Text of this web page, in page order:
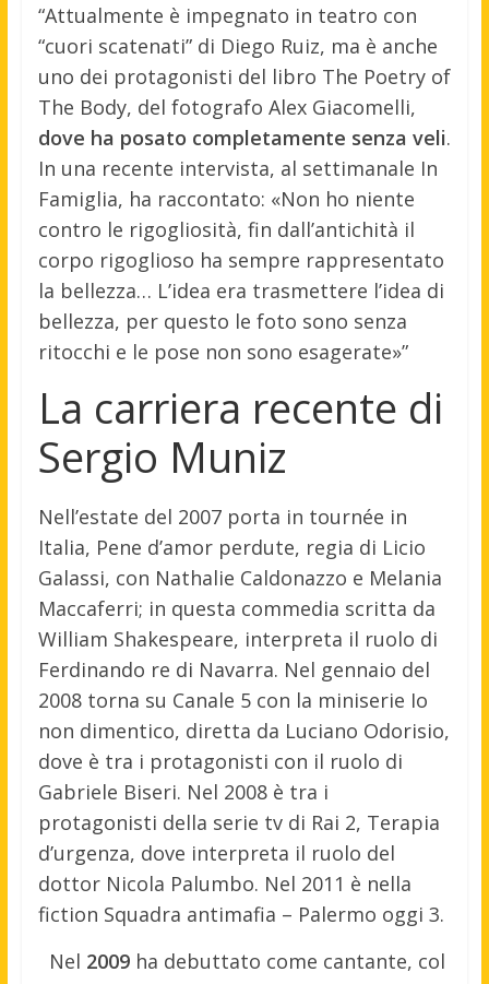
“Attualmente è impegnato in teatro con
“cuori scatenati” di Diego Ruiz, ma è anche
uno dei protagonisti del libro The Poetry of
The Body, del fotografo Alex Giacomelli,
dove ha posato completamente senza veli.
In una recente intervista, al settimanale In
Famiglia, ha raccontato: «Non ho niente
contro le rigogliosità, fin dall’antichità il
corpo rigoglioso ha sempre rappresentato
la bellezza… L’idea era trasmettere l’idea di
bellezza, per questo le foto sono senza
ritocchi e le pose non sono esagerate»”
La carriera recente di
Sergio Muniz
Nell’estate del 2007 porta in tournée in
Italia, Pene d’amor perdute, regia di Licio
Galassi, con Nathalie Caldonazzo e Melania
Maccaferri; in questa commedia scritta da
William Shakespeare, interpreta il ruolo di
Ferdinando re di Navarra. Nel gennaio del
2008 torna su Canale 5 con la miniserie Io
non dimentico, diretta da Luciano Odorisio,
dove è tra i protagonisti con il ruolo di
Gabriele Biseri. Nel 2008 è tra i
protagonisti della serie tv di Rai 2, Terapia
d’urgenza, dove interpreta il ruolo del
dottor Nicola Palumbo. Nel 2011 è nella
fiction Squadra antimafia – Palermo oggi 3.
Nel 2009ha debuttato come cantante, col